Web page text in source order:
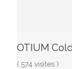
OTIUM
( 574 visites )